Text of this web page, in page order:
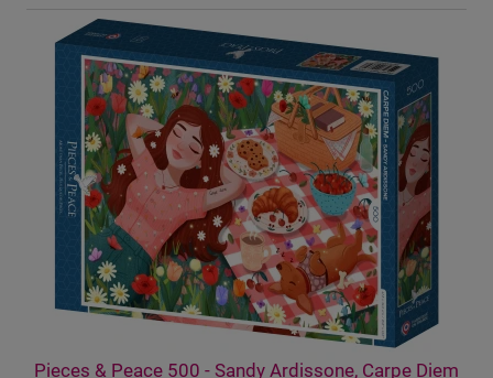
Pieces & Peace 500 - Sandy Ardissone, Carpe Diem